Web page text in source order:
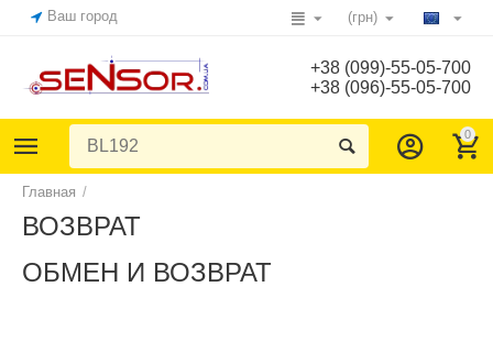
Ваш город (грн)
+38 (099)-55-05-700
+38 (096)-55-05-700
0
Главная /
ВОЗВРАТ
ОБМЕН И ВОЗВРАТ